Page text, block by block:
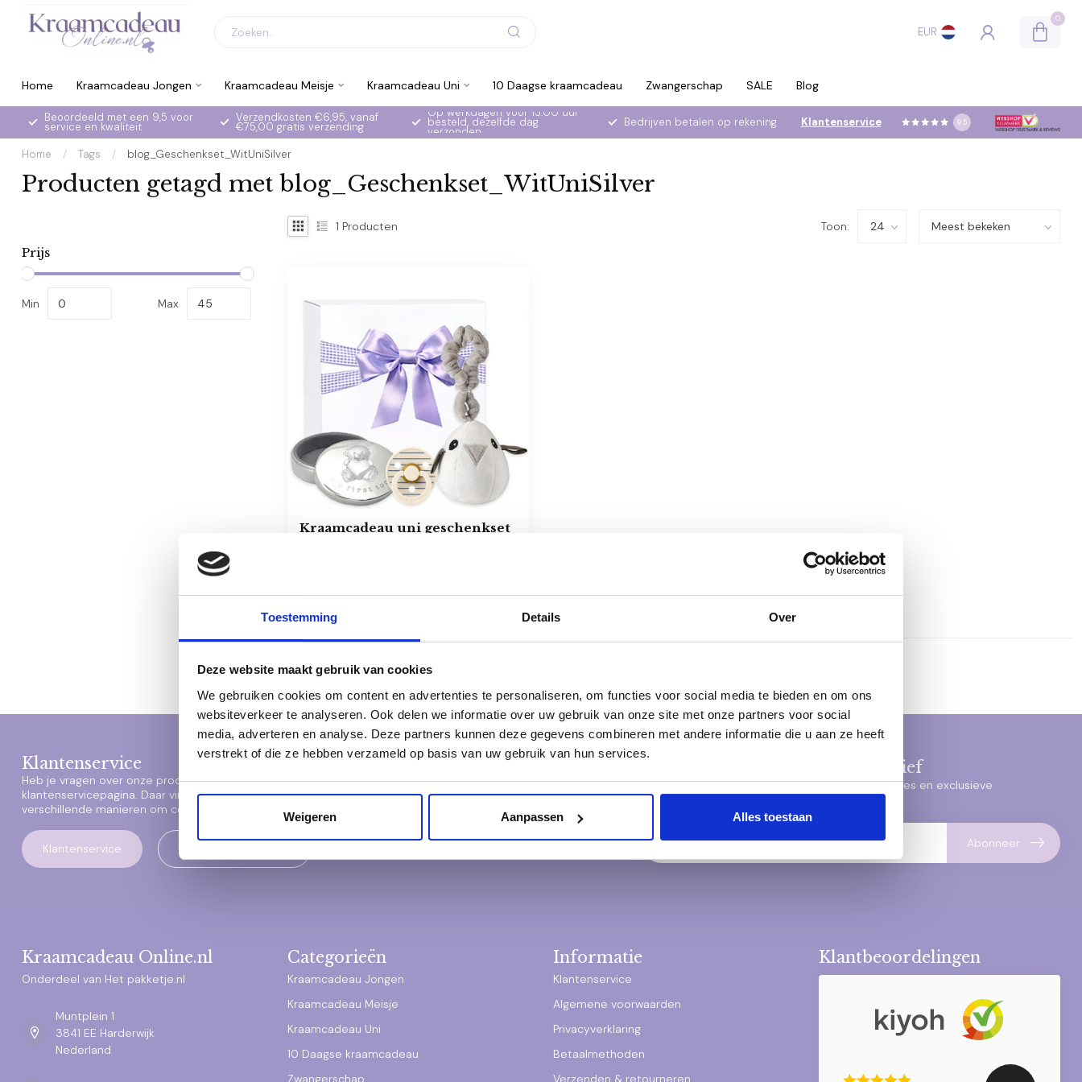
Toestemming Details Over
Deze website maakt gebruik van cookies
We gebruiken cookies om content en advertenties te personaliseren, om functies voor social media te bieden en om ons
websiteverkeer te analyseren. Ook delen we informatie over uw gebruik van onze site met onze partners voor social
media, adverteren en analyse. Deze partners kunnen deze gegevens combineren met andere informatie die u aan ze heeft
verstrekt of die ze hebben verzameld op basis van uw gebruik van hun services.
Weigeren Aanpassen Alles toestaan
EUR
0
Home Kraamcadeau Jongen Kraamcadeau Meisje Kraamcadeau Uni 10 Daagse kraamcadeau Zwangerschap SALE Blog
Beoordeeld met een 9,5 voor
service en kwaliteit
Verzendkosten €6,95, vanaf
€75,00 gratis verzending
Op werkdagen voor 15:00 uur
besteld, dezelfde dag
verzonden
Bedrijven betalen op rekening Klantenservice 9.5
Home / Tags / blog_Geschenkset_WitUniSilver
Producten getagd met blog_Geschenkset_WitUniSilver
Prijs
Min Max
1 Producten Toon:
Kraamcadeau uni geschenkset
Klantenservice
Heb je vragen over onze producten of je bestelling? Neem dan een kijkje op onze
klantenservicepagina. Daar vind je antwoorden op veelgestelde vragen, onze bedrijfsgegevens en
verschillende manieren om contact met ons op te nemen.
Klantenservice
Schrijf je in voor onze nieuwsbrief
Ontvang als eerste updates over nieuwe collecties en exclusieve
Abonneer
Kraamcadeau Online.nl
Onderdeel van Het pakketje.nl
Muntplein 1
3841 EE Harderwijk
Nederland
Categorieën
Kraamcadeau Jongen
Kraamcadeau Meisje
Kraamcadeau Uni
10 Daagse kraamcadeau
Zwangerschap
Informatie
Klantenservice
Algemene voorwaarden
Privacyverklaring
Betaalmethoden
Verzenden & retourneren
Klantbeoordelingen